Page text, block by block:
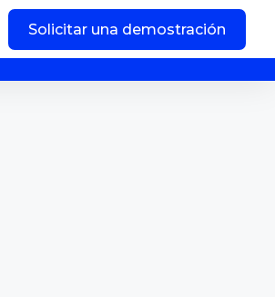
Solicitar una demostración